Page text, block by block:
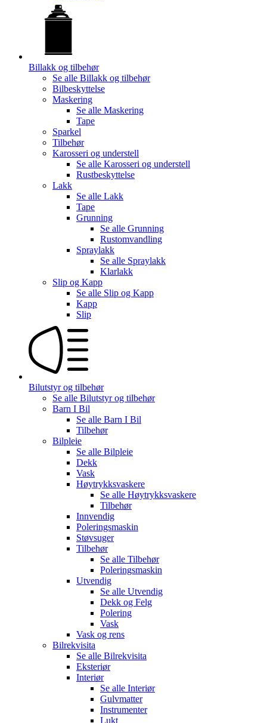
Billakk og tilbehør
Se alle Billakk og tilbehør
Bilbeskyttelse
Maskering
Se alle Maskering
Tape
Sparkel
Tilbehør
Karosseri og understell
Se alle Karosseri og understell
Rustbeskyttelse
Lakk
Se alle Lakk
Tape
Grunning
Se alle Grunning
Rustomvandling
Spraylakk
Se alle Spraylakk
Klarlakk
Slip og Kapp
Se alle Slip og Kapp
Kapp
Slip
Bilutstyr og tilbehør
Se alle Bilutstyr og tilbehør
Barn I Bil
Se alle Barn I Bil
Tilbehør
Bilpleie
Se alle Bilpleie
Dekk
Vask
Høytrykksvaskere
Se alle Høytrykksvaskere
Tilbehør
Innvendig
Poleringsmaskin
Støvsuger
Tilbehør
Se alle Tilbehør
Poleringsmaskin
Utvendig
Se alle Utvendig
Dekk og Felg
Polering
Vask
Vask og rens
Bilrekvisita
Se alle Bilrekvisita
Eksteriør
Interiør
Se alle Interiør
Gulvmatter
Instrumenter
Lukt